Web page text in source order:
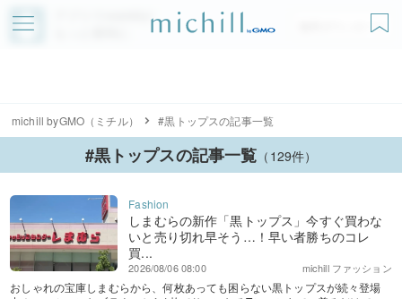
アプリでmichillが
無料ダウンロード
michill byGMO（ミチル） #黒トップスの記事一覧
#黒トップスの記事一覧 （129件）
しまむらの新作「黒トップス」今すぐ買わな
いと売り切れ早そう…！早い者勝ちのコレ
買...
michill ファッション
2026/08/06 08:00
おしゃれの宝庫しまむらから、何枚あっても困らない黒トップスが続々登場